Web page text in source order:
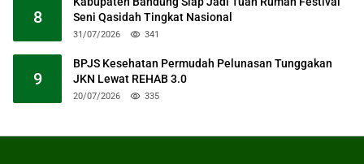
8
Seni Qasidah Tingkat Nasional
31/07/2026 341
9
BPJS Kesehatan Permudah Pelunasan Tunggakan
JKN Lewat REHAB 3.0
20/07/2026 335